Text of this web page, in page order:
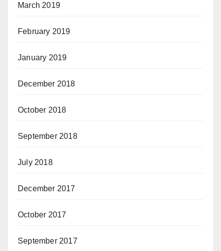
March 2019
February 2019
January 2019
December 2018
October 2018
September 2018
July 2018
December 2017
October 2017
September 2017